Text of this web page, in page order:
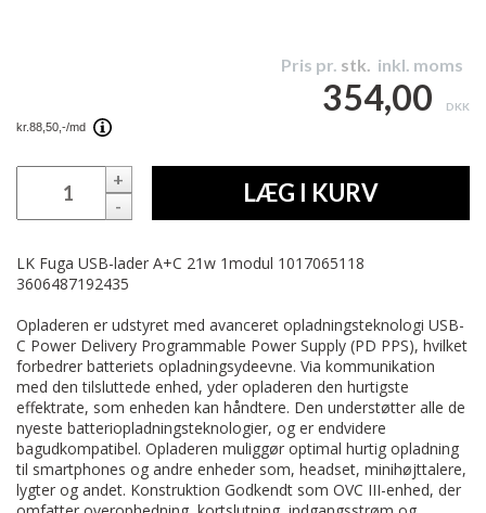
Pris pr. stk. inkl. moms
354,00 DKK
+
-
LÆG I KURV
LK Fuga USB-lader A+C 21w 1modul 1017065118
3606487192435
Opladeren er udstyret med avanceret opladningsteknologi USB-
C Power Delivery Programmable Power Supply (PD PPS), hvilket
forbedrer batteriets opladningsydeevne. Via kommunikation
med den tilsluttede enhed, yder opladeren den hurtigste
effektrate, som enheden kan håndtere. Den understøtter alle de
nyeste batteriopladningsteknologier, og er endvidere
bagudkompatibel. Opladeren muliggør optimal hurtig opladning
til smartphones og andre enheder som, headset, minihøjttalere,
lygter og andet. Konstruktion Godkendt som OVC III-enhed, der